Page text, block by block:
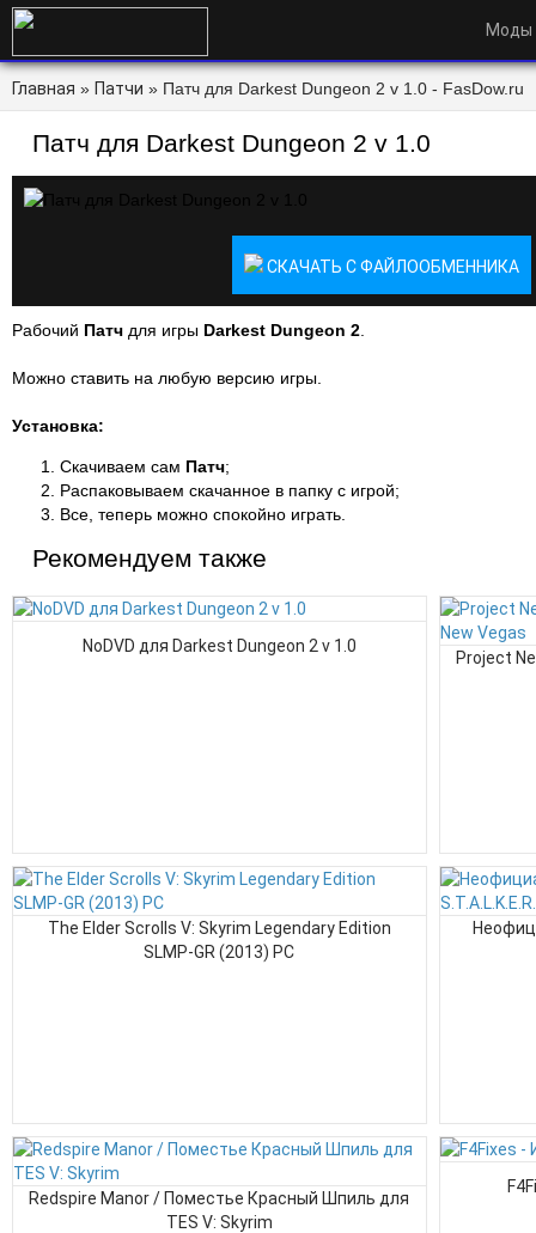
Моды
Главная » Патчи » Патч для Darkest Dungeon 2 v 1.0 - FasDow.ru
Патч для Darkest Dungeon 2 v 1.0
СКАЧАТЬ С ФАЙЛООБМЕННИКА
Рабочий Патч для игры Darkest Dungeon 2
Можно ставить на любую версию игры.
Установка:
Скачиваем сам Патч;
Распаковываем скачанное в папку с игрой;
Все, теперь можно спокойно играть.
Рекомендуем также
NoDVD для Darkest Dungeon 2 v 1.0
Project
The Elder Scrolls V: Skyrim Legendary Edition
SLMP-GR (2013) PC
Redspire Manor / Поместье Красный Шпиль для
TES V: Skyrim